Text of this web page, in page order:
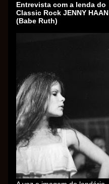
Entrevista com a lenda do
Classic Rock JENNY HAAN
(Babe Ruth)